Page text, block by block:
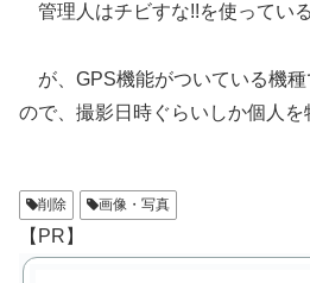
管理人はチビすな!!を使っている
が、GPS機能がついている機種
ので、撮影日時ぐらいしか個人を
削除 画像・写真
【PR】